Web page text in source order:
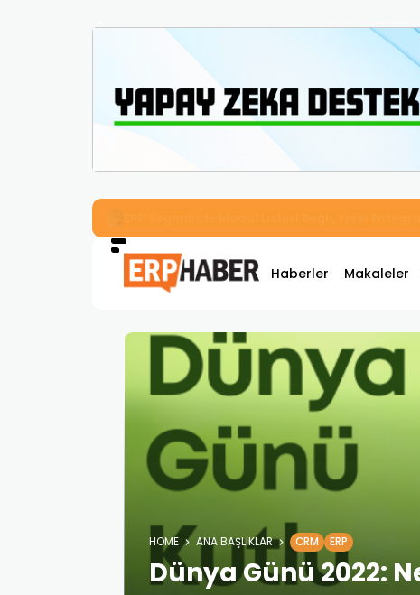
İkizler Aydınlatma, Workcube ERP ile Üretim,
Haberler Makaleler
HOME ANA BAŞLIKLAR CRM ERP
Dünya Günü 2022: